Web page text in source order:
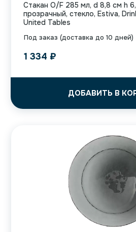
Под заказ (доставка до 10 дней)
Стакан O/F 285 мл, d 8,8 см h
прозрачный, стекло, Estiva,
United Tables
1 334 ₽
ДОБАВИТЬ В